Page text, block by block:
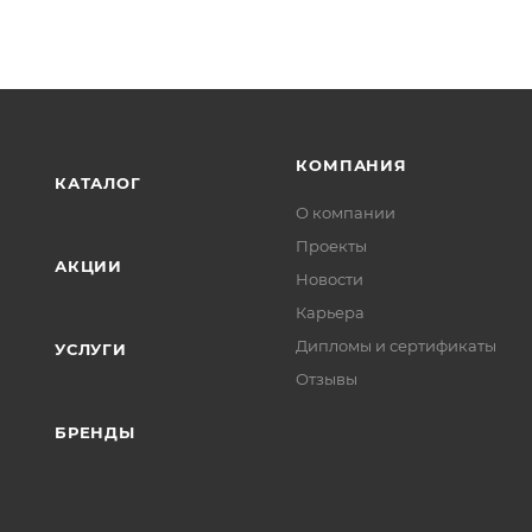
КАТАЛОГ
АКЦИИ
УСЛУГИ
БРЕНДЫ
КОМПАНИЯ
О компании
Проекты
Новости
Карьера
Дипломы и сертификаты
Отзывы